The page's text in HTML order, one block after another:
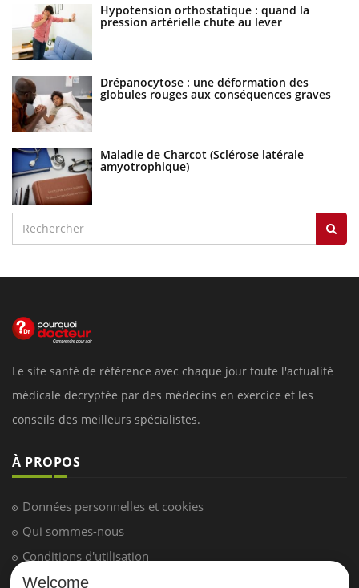
Hypotension orthostatique : quand la
pression artérielle chute au lever
Drépanocytose : une déformation des
globules rouges aux conséquences graves
Maladie de Charcot (Sclérose latérale
amyotrophique)
Le site santé de référence avec chaque jour toute l'actualité
médicale decryptée par des médecins en exercice et les
conseils des meilleurs spécialistes.
À PROPOS
Données personnelles et cookies
Qui sommes-nous
Conditions d'utilisation
Plan du site
Welcome